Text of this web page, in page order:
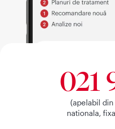
021
(apelabil
nationala,